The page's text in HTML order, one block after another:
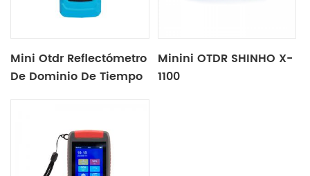
Mini Otdr Reflectómetro
De Dominio De Tiempo
Minini OTDR SHINHO X-
1100